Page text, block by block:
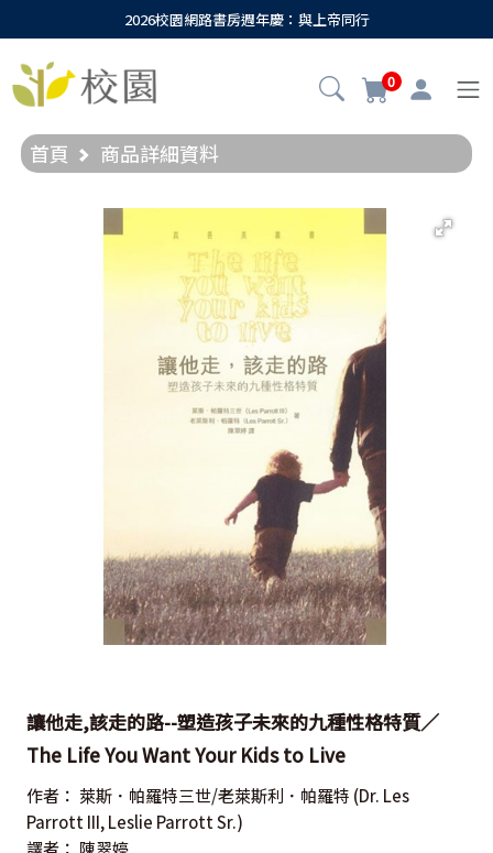
2026校園網路書房週年慶：與上帝同行
0
首頁 商品詳細資料
讓他走,該走的路--塑造孩子未來的九種性格特質／
The Life You Want Your Kids to Live
作者： 萊斯．帕羅特三世/老萊斯利．帕羅特 (Dr. Les
Parrott III, Leslie Parrott Sr.)